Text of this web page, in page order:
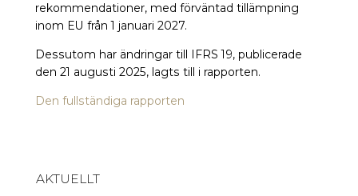
rekommendationer, med förväntad tillämpning
inom EU från 1 januari 2027.
Dessutom har ändringar till IFRS 19, publicerade
den 21 augusti 2025, lagts till i rapporten.
Den fullständiga rapporten
AKTUELLT